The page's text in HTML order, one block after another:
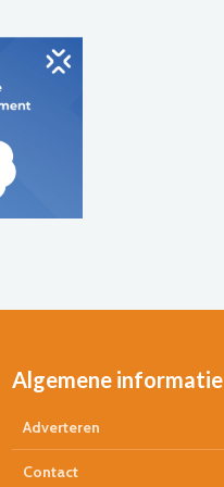
Algemene informatie
Adverteren
Contact